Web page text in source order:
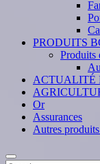
PRODUITS
Produits
ACTUALITÉ
Or
Assurances
Autres
Search